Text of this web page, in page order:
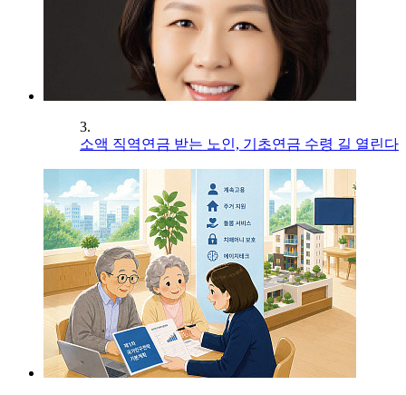
3.
소액 직역연금 받는 노인, 기초연금 수령 길 열린다